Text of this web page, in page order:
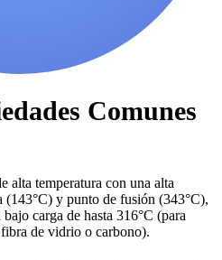
Comunes
alta temperatura con una alta
(143°C) y punto de fusión (343°C),
carga de hasta 316°C (para
de vidrio o carbono).